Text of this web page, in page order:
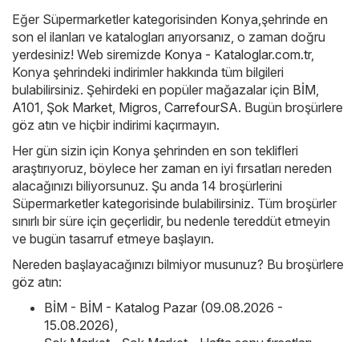
Eğer Süpermarketler kategorisinden Konya,şehrinde en
son el ilanları ve katalogları arıyorsanız, o zaman doğru
yerdesiniz! Web siremizde Konya - Kataloglar.com.tr,
Konya şehrindeki indirimler hakkında tüm bilgileri
bulabilirsiniz. Şehirdeki en popüler mağazalar için BİM,
A101, Şok Market, Migros, CarrefourSA. Bugün broşürlere
göz atın ve hiçbir indirimi kaçırmayın.
Her gün sizin için Konya şehrinden en son teklifleri
araştırıyoruz, böylece her zaman en iyi fırsatları nereden
alacağınızı biliyorsunuz. Şu anda 14 broşürlerini
Süpermarketler kategorisinde bulabilirsiniz. Tüm broşürler
sınırlı bir süre için geçerlidir, bu nedenle tereddüt etmeyin
ve bugün tasarruf etmeye başlayın.
Nereden başlayacağınızı bilmiyor musunuz? Bu broşürlere
göz atın:
BİM - BİM - Katalog Pazar (09.08.2026 -
15.08.2026),